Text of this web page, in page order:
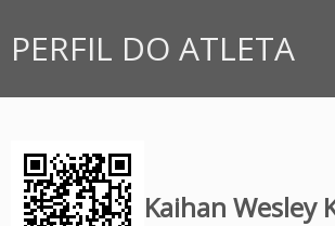
PERFIL DO ATLETA
Kaihan Wesley